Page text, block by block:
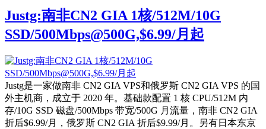
Justg:南非CN2 GIA 1核/512M/10G
SSD/500Mbps@500G,$6.99/月起
Justg是一家做南非 CN2 GIA VPS和俄罗斯 CN2 GIA VPS 的国
外主机商，成立于 2020 年。基础款配置 1 核 CPU/512M 内
存/10G SSD 磁盘/500Mbps 带宽/500G 月流量，南非 CN2 GIA
折后$6.99/月，俄罗斯 CN2 GIA 折后$9.99/月。另有日本东京